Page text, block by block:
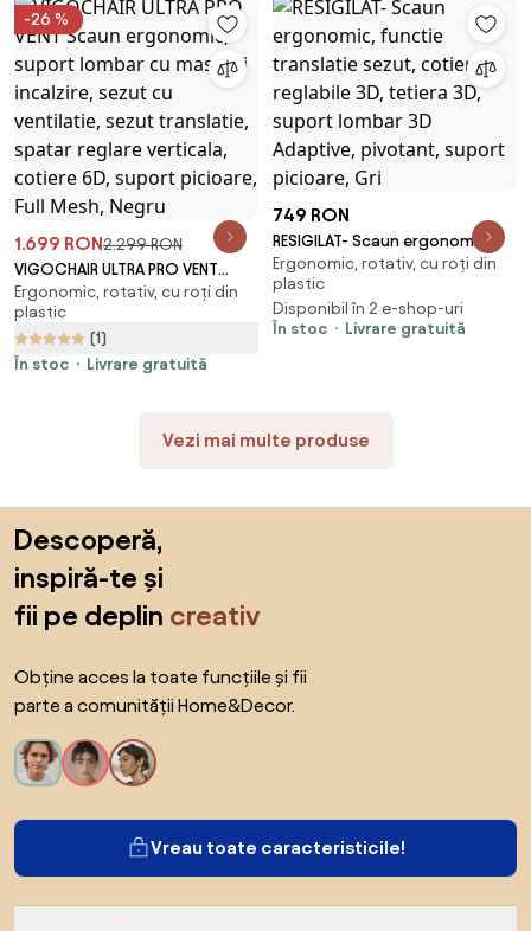
-26 %
1.699 RON2.299 RON
VIGOCHAIR ULTRA PRO VENT
Scaun ergonomic, suport
lombar cu masaj si incalzire,
sezut cu ventilatie, sezut
translatie, spatar reglare
Ergonomic, rotativ, cu roți din
plastic
(1)
În stoc
Livrare gratuită
749 RON
RESIGILAT- Scaun ergonomic,
functie translatie sezut,
cotiere reglabile 3D, tetiera 3D,
suport lombar 3D Adaptive,
pivotant, suport picioare, Gri
Ergonomic, rotativ, cu roți din
plastic
Disponibil în 2 e-shop-uri
În stoc
Livrare gratuită
Vezi mai multe produse
Descoperă,
inspiră-te și
fii pe deplin creativ
Obține acces la toate funcțiile și fii
parte a comunității Home&Decor.
Vreau toate caracteristicile!